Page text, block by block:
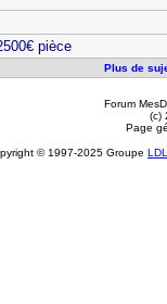
pièce
Plus de
Forum
(c)
Page
© 1997-2025 Groupe